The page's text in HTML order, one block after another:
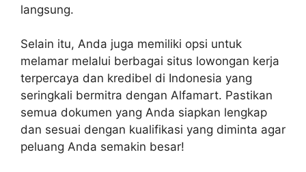
langsung.
Selain itu, Anda juga memiliki opsi untuk
melamar melalui berbagai situs lowongan kerja
terpercaya dan kredibel di Indonesia yang
seringkali bermitra dengan Alfamart. Pastikan
semua dokumen yang Anda siapkan lengkap
dan sesuai dengan kualifikasi yang diminta agar
peluang Anda semakin besar!